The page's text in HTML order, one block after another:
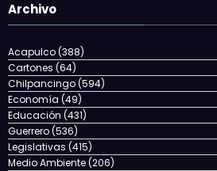
Archivo
Acapulco(388)
Cartones (64)
Chilpancingo(594)
Economía (49)
Educación (431)
Guerrero(536)
Legislativas (415)
Medio Ambiente(206)